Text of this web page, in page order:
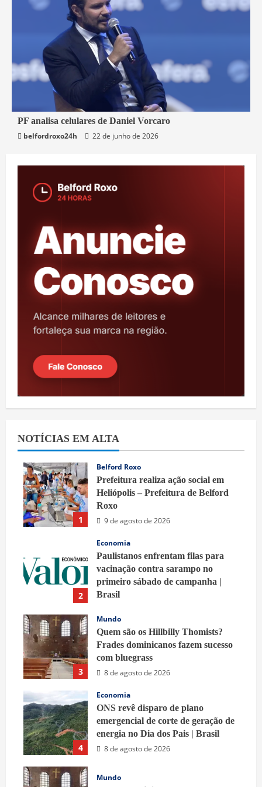
3 min read
Brasil
PF analisa celulares de Daniel Vorcaro
belfordroxo24h
22 de junho de 2026
NOTÍCIAS EM ALTA
1
Belford Roxo
Prefeitura realiza ação social em
Heliópolis – Prefeitura de Belford
Roxo
9 de agosto de 2026
2
Economia
Paulistanos enfrentam filas para
vacinação contra sarampo no
primeiro sábado de campanha |
Brasil
3
Mundo
Quem são os Hillbilly Thomists?
Frades dominicanos fazem sucesso
com bluegrass
8 de agosto de 2026
4
Economia
ONS revê disparo de plano
emergencial de corte de geração de
energia no Dia dos Pais | Brasil
8 de agosto de 2026
Mundo